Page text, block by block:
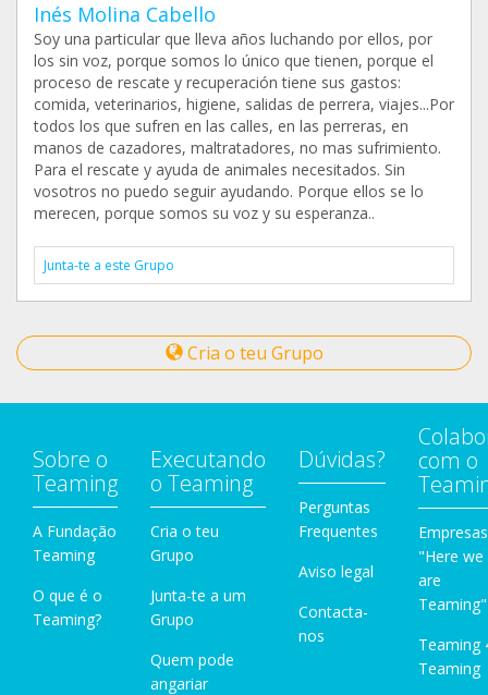
Inés Molina Cabello
Soy una particular que lleva años luchando por ellos, por
los sin voz, porque somos lo único que tienen, porque el
proceso de rescate y recuperación tiene sus gastos:
comida, veterinarios, higiene, salidas de perrera, viajes...Por
todos los que sufren en las calles, en las perreras, en
manos de cazadores, maltratadores, no mas sufrimiento.
Para el rescate y ayuda de animales necesitados. Sin
vosotros no puedo seguir ayudando. Porque ellos se lo
merecen, porque somos su voz y su esperanza..
Junta-te a este Grupo
Cria o teu Grupo
Sobre o
Teaming
A Fundação
Teaming
O que é o
Teaming?
Executando
o Teaming
Cria o teu
Grupo
Junta-te a um
Grupo
Quem pode
angariar
Dúvidas?
Perguntas
Frequentes
Aviso legal
Contacta-
nos
com o
Empresas
"Here we
are
Teaming"
Teaming
Teaming